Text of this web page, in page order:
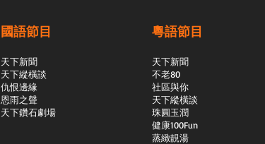
國語節目
天下新聞
天下縱橫談
​仇恨邊緣
恩雨之聲
天下鑽石劇場
粵語節目
天下新聞
不老80
社區與你
天下縱橫談
​珠圓玉潤
​健康100Fun
蒸緻靚湯